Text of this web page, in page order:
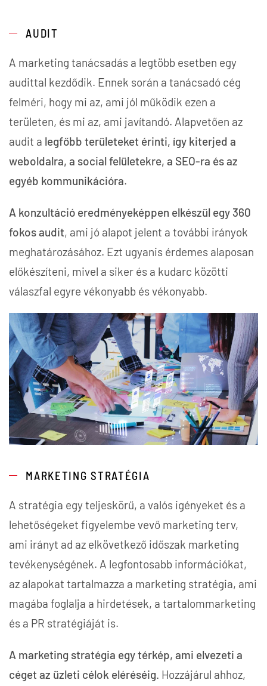
AUDIT
A marketing tanácsadás a legtöbb esetben egy
audittal kezdődik. Ennek során a tanácsadó cég
felméri, hogy mi az, ami jól működik ezen a
területen, és mi az, ami javítandó. Alapvetően az
audit a legfőbb területeket érinti, így kiterjed a
weboldalra, a social felületekre, a SEO-ra és az
egyéb kommunikációra.
A konzultáció eredményeképpen elkészül egy 360
fokos audit, ami jó alapot jelent a további irányok
meghatározásához. Ezt ugyanis érdemes alaposan
előkészíteni, mivel a siker és a kudarc közötti
válaszfal egyre vékonyabb és vékonyabb.
MARKETING STRATÉGIA
A stratégia egy teljeskörű, a valós igényeket és a
lehetőségeket figyelembe vevő marketing terv,
ami irányt ad az elkövetkező időszak marketing
tevékenységének. A legfontosabb információkat,
az alapokat tartalmazza a marketing stratégia, ami
magába foglalja a hirdetések, a tartalommarketing
és a PR stratégiáját is.
A marketing stratégia egy térkép, ami elvezeti a
céget az üzleti célok eléréséig. Hozzájárul ahhoz,